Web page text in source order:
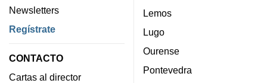
Newsletters
Regístrate
CONTACTO
Cartas al director
Lemos
Lugo
Ourense
Pontevedra